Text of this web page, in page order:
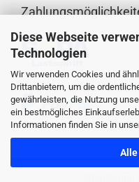
Diese Webseite
Technologien
Wir verwenden Cookies und
Drittanbietern, um die
gewährleisten, die Nutzung
ein bestmögliches
Informationen finden Sie in
Alle